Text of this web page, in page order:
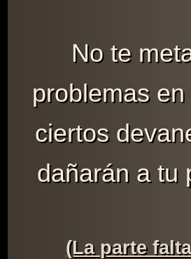
No te
problemas
ciertos
dañarán a tu
(La parte